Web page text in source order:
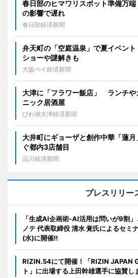
春日部のヒマワリスポット準備万
の影響で遅れ
春日部経済新聞
弁天町の「空庭温泉」で夏イベン
ショーや謎解きも
大阪ベイ経済新聞
大津に「フラワー飯店」 ランチや
ニック居酒屋
びわ湖大津経済新聞
大井町にギョーザと創作中華「蓮
ぐ都内3店舗目
品川経済新聞
プレスリリー
「生成AI企画術-AI活用は問いが9割
ノテ 代表取締役 清水 覚氏によるセ
(水)に開催!!
RIZIN.54にて開催！「RIZIN JAPAN
ト」に出場する上田幹雄選手に協賛し